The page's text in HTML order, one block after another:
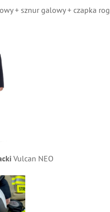
+ sznur galowy + czapka
Vulcan NEO